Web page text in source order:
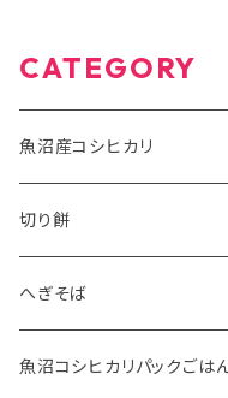
CATEGORY
魚沼産コシヒカリ
有機米JAS
5kg
10kg
特別栽培米
2kg
切り餅
魚沼産こがねもち有機JAS
魚沼産こがねもち特別栽培
へぎそば
苗場そば
魚沼コシヒカリパックごは